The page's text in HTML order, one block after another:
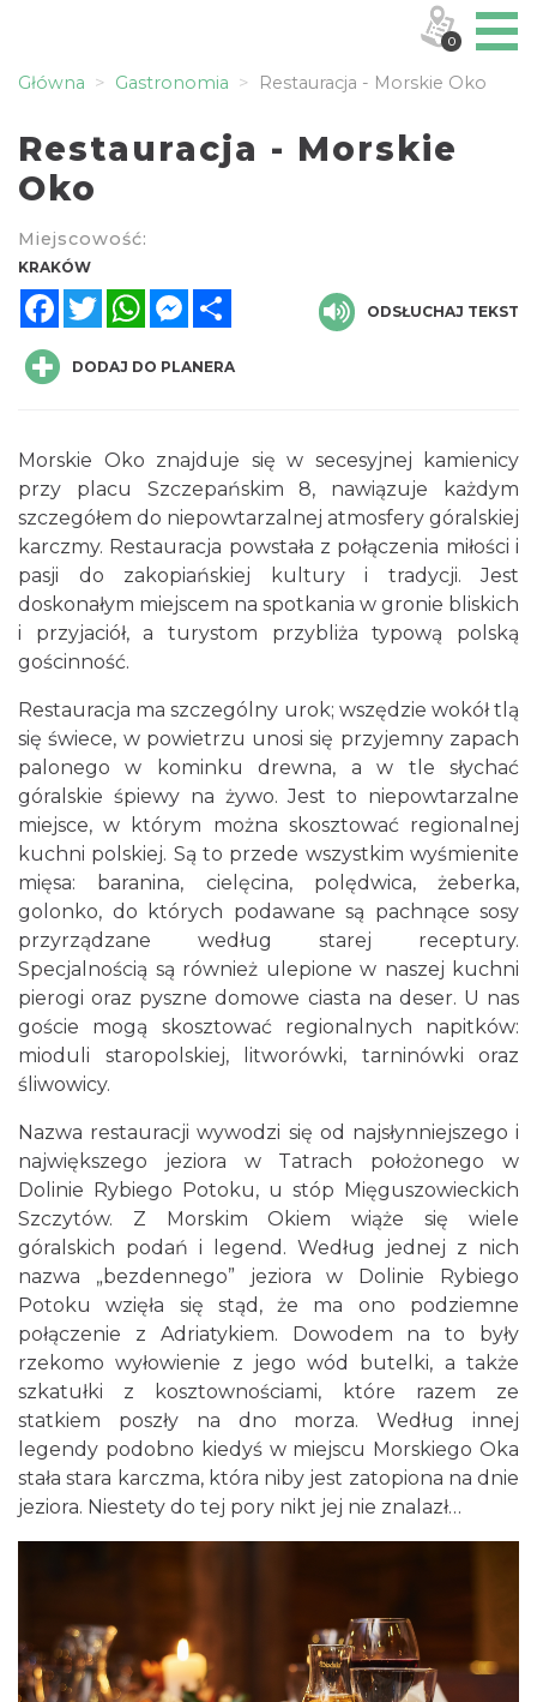
Główna Gastronomia Restauracja - Morskie Oko
Restauracja - Morskie
Oko
Miejscowość:
KRAKÓW
FacebookTwitterWhatsAppMessenger
ODSŁUCHAJ TEKST
DODAJ DO PLANERA
Morskie Oko znajduje się w secesyjnej kamienicy
przy placu Szczepańskim 8, nawiązuje każdym
szczegółem do niepowtarzalnej atmosfery góralskiej
karczmy. Restauracja powstała z połączenia miłości i
pasji do zakopiańskiej kultury i tradycji. Jest
doskonałym miejscem na spotkania w gronie bliskich
i przyjaciół, a turystom przybliża typową polską
gościnność.
Restauracja ma szczególny urok; wszędzie wokół tlą
się świece, w powietrzu unosi się przyjemny zapach
palonego w kominku drewna, a w tle słychać
góralskie śpiewy na żywo. Jest to niepowtarzalne
miejsce, w którym można skosztować regionalnej
kuchni polskiej. Są to przede wszystkim wyśmienite
mięsa: baranina, cielęcina, polędwica, żeberka,
golonko, do których podawane są pachnące sosy
przyrządzane według starej receptury.
Specjalnością są również ulepione w naszej kuchni
pierogi oraz pyszne domowe ciasta na deser. U nas
goście mogą skosztować regionalnych napitków:
mioduli staropolskiej, litworówki, tarninówki oraz
śliwowicy.
Nazwa restauracji wywodzi się od najsłynniejszego i
największego jeziora w Tatrach położonego w
Dolinie Rybiego Potoku, u stóp Mięguszowieckich
Szczytów. Z Morskim Okiem wiąże się wiele
góralskich podań i legend. Według jednej z nich
nazwa „bezdennego” jeziora w Dolinie Rybiego
Potoku wzięła się stąd, że ma ono podziemne
połączenie z Adriatykiem. Dowodem na to były
rzekomo wyłowienie z jego wód butelki, a także
szkatułki z kosztownościami, które razem ze
statkiem poszły na dno morza. Według innej
legendy podobno kiedyś w miejscu Morskiego Oka
stała stara karczma, która niby jest zatopiona na dnie
jeziora. Niestety do tej pory nikt jej nie znalazł…
0